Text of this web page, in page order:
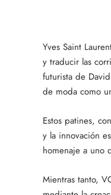
Yves Saint
y traducir las
futurista de
de moda como
Estos patines,
y la innovación
homenaje a uno
Mientras tanto,